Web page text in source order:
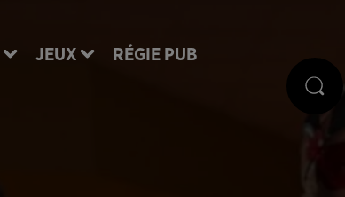
JEUX RÉGIE PUB